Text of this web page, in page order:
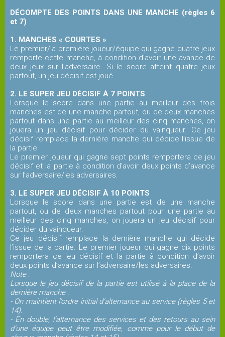
DÉCOMPTE DES POINTS DANS UNE MANCHE (règles 6
et 7)
1. MANCHES « COURTES »
Le premier/la première joueur/équipe qui gagne quatre jeux
remporte cette manche, à condition d’avoir une avance de
deux jeux sur l’adversaire. Si le score atteint quatre jeux
partout, un jeu décisif est joué.
2. LE SUPER JEU DÉCISIF À 7 POINTS
Lorsque le score dans une partie au meilleur des trois
manches est de une manche partout, ou de deux manches
partout dans une partie au meilleur des cinq manches, on
jouera un jeu décisif pour décider du vainqueur. Ce jeu
décisif remplace la dernière manche qui décide l’issue de
la partie.
Le premier joueur qui gagne sept points remportera ce jeu
décisif et la partie à condition d’avoir deux points d’avance
sur l’adversaire/les adversaires.
3. LE SUPER JEU DÉCISIF À 10 POINTS
Lorsque le score dans une partie est de une manche
partout, ou de deux manches partout pour une partie au
meilleur des cinq manches, on jouera un jeu décisif pour
décider du vainqueur.
Ce jeu décisif remplace la dernière manche qui décide
l’issue de la partie. Le premier joueur qui gagne dix points
remportera ce jeu décisif et la partie à condition d’avoir
deux points d’avance sur l’adversaire/les adversaires.
Note :
Lorsque le jeu décisif de la partie est utilisé à la place de la
dernière manche :
- On maintient l’ordre initial d’alternance au service (règles 5 et
14).
- En double, l’alternance des services et des retours au sein
d’une équipe peut être modifiée, comme pour le début de